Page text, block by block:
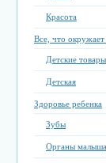
Красота
Все, что окружает
Детские товары
Детская
Здоровье ребенка
Зубы
Органы малыша